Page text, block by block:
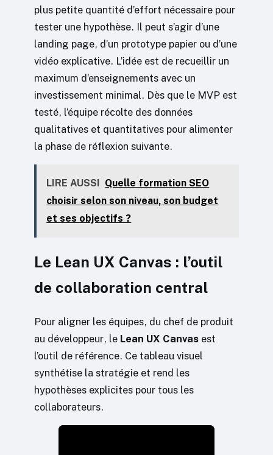
plus petite quantité d’effort nécessaire pour
tester une hypothèse. Il peut s’agir d’une
landing page, d’un prototype papier ou d’une
vidéo explicative. L’idée est de recueillir un
maximum d’enseignements avec un
investissement minimal. Dès que le MVP est
testé, l’équipe récolte des données
qualitatives et quantitatives pour alimenter
la phase de réflexion suivante.
LIRE AUSSI
Quelle formation SEO
choisir selon son niveau, son budget
et ses objectifs ?
Le Lean UX Canvas : l’outil
de collaboration central
Pour aligner les équipes, du chef de produit
au développeur, le Lean UX Canvas est
l’outil de référence. Ce tableau visuel
synthétise la stratégie et rend les
hypothèses explicites pour tous les
collaborateurs.